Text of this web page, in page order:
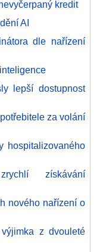
kredit
AI
dle nařízení
lepší dostupnost
za volání
hospitalizovaného
získávání
nového nařízení o
z dvouleté